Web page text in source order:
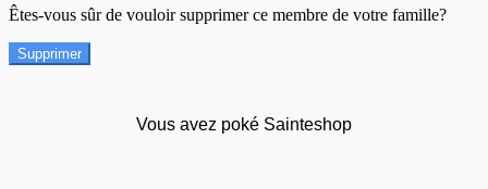
Êtes-vous sûr de vouloir supprimer ce membre de votre famille?
Supprimer
Vous avez poké Sainteshop